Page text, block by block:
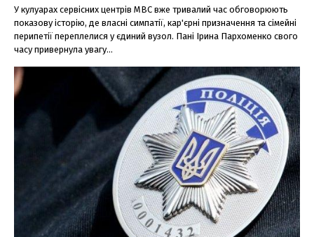
У кулуарах сервісних центрів МВС вже тривалий час обговорюють
показову історію, де власні симпатії, кар'єрні призначення та сімейні
перипетії переплелися у єдиний вузол. Пані Ірина Пархоменко свого
часу привернула увагу...